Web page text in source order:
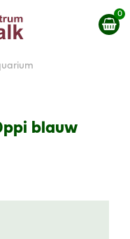
blauw